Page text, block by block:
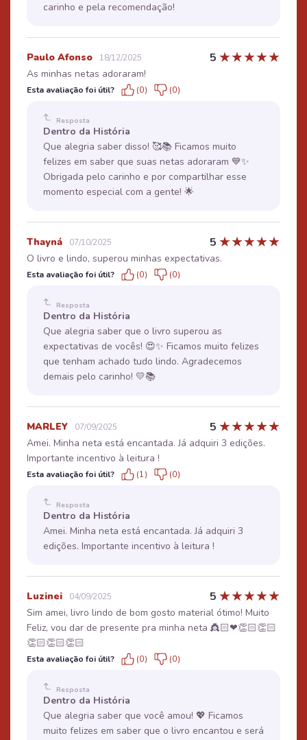
carinho e pela recomendação!
Paulo Afonso 18/12/2025 5 ★★★★★
As minhas netas adoraram!
Esta avaliação foi útil? (0) (0)
Resposta
Dentro da História
Que alegria saber disso! 🥰📚 Ficamos muito
felizes em saber que suas netas adoraram 💙✨
Obrigada pelo carinho e por compartilhar esse
momento especial com a gente! 🌟
Thayná 07/10/2025 5 ★★★★★
O livro e lindo, superou minhas expectativas.
Esta avaliação foi útil? (0) (0)
Resposta
Dentro da História
Que alegria saber que o livro superou as
expectativas de vocês! 😍✨ Ficamos muito felizes
que tenham achado tudo lindo. Agradecemos
demais pelo carinho! 💛📚
MARLEY 07/09/2025 5 ★★★★★
Amei. Minha neta está encantada. Já adquiri 3 edições.
Importante incentivo à leitura !
Esta avaliação foi útil? (1) (0)
Resposta
Dentro da História
Amei. Minha neta está encantada. Já adquiri 3
edições. Importante incentivo à leitura !
Luzinei 04/09/2025 5 ★★★★★
Sim amei, livro lindo de bom gosto material ótimo! Muito
Feliz, vou dar de presente pra minha neta 👸🏻❤👏🏻👏🏻
👏🏻👏🏻👏🏻
Esta avaliação foi útil? (0) (0)
Resposta
Dentro da História
Que alegria saber que você amou! 💖 Ficamos
muito felizes em saber que o livro encantou e será